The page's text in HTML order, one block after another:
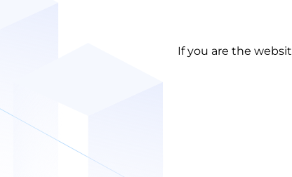
If you are the